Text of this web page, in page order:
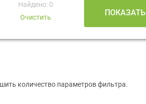
Найдено: 0
Очистить
ПОКАЗАТЬ
количество параметров фильтра.